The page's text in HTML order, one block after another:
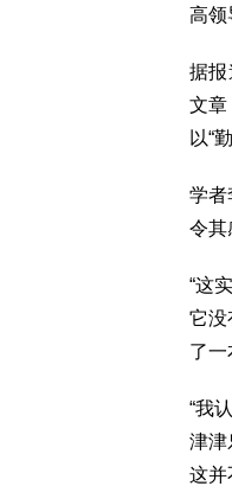
高领
据报
文章
以“
学者
令其
“这
它没
了一
“我
津津
这并